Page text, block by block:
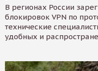
В регионах России
блокировок VPN по
технические
удобных и